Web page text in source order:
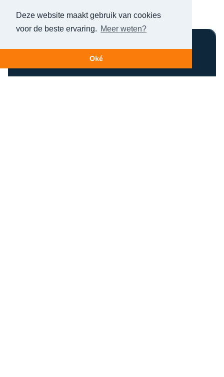
Deze website maakt gebruik van cookies
voor de beste ervaring. Meer weten?
Oké
Nog niet helder?